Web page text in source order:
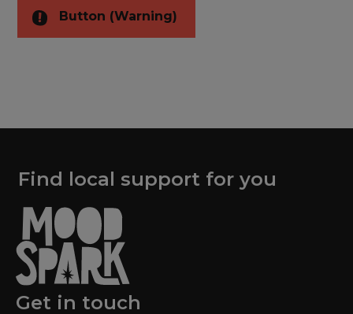
Button (Warning)
Find local support for you
Get in touch